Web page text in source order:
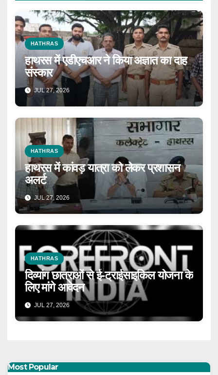
HATHRAS
हाथरस में एडीएचआर ने किया अज्ञात का दाह
संस्कार
JUL 27, 2026
HATHRAS
हाथरस में कांवड़ यात्रा को लेकर प्रशासन
अलर्ट
JUL 27, 2026
HATHRAS
दिव्यांग छात्राओं से ई-ट्राईसाइकिल योजना के
लिए मांगे आवेदन
JUL 27, 2026
Most Popular